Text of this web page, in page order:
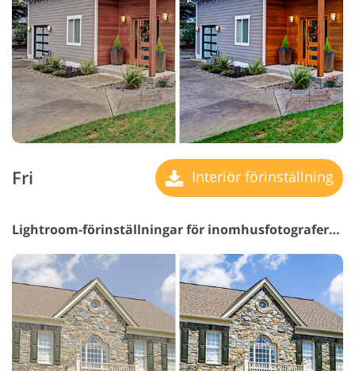
Fri Interiör förinställning
Lightroom-förinställningar för inomhusfotografering #21 "HDR Contrast"